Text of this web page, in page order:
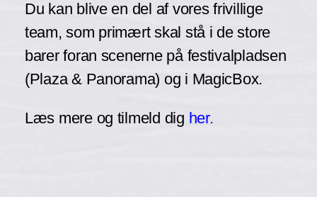
Du kan blive en del af vores frivillige
team, som primært skal stå i de store
barer foran scenerne på festivalpladsen
(Plaza & Panorama) og i MagicBox.
Læs mere og tilmeld dig her.